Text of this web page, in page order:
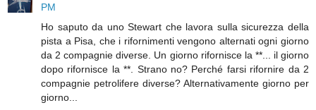
PM
Ho saputo da uno Stewart che lavora sulla sicurezza della
pista a Pisa, che i rifornimenti vengono alternati ogni giorno
da 2 compagnie diverse. Un giorno rifornisce la **... il giorno
dopo rifornisce la **. Strano no? Perché farsi rifornire da 2
compagnie petrolifere diverse? Alternativamente giorno per
giorno...